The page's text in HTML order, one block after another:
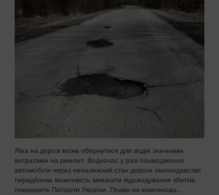
Яма на дорозі може обернутися для водія значними
витратами на ремонт. Водночас у разі пошкодження
автомобіля через неналежний стан дороги законодавство
передбачає можливість вимагати відшкодування збитків,
передають Патріоти України. Право на компенсац...